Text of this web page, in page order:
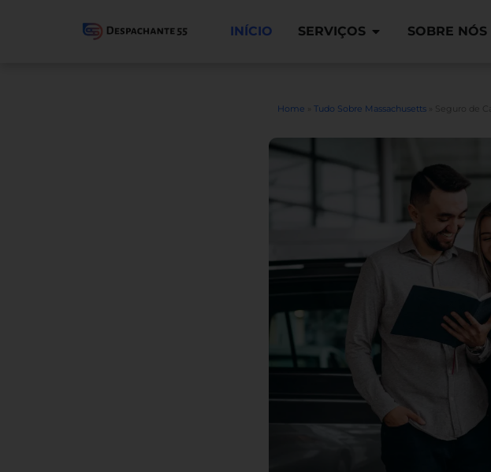
INÍCIO SERVIÇOS SOBRE NÓS
Home Tudo Sobre Massachusetts» Seguro de